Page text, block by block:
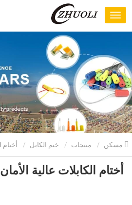
منتجات ختم الكابل
أختام الكابلات عالية الأمان